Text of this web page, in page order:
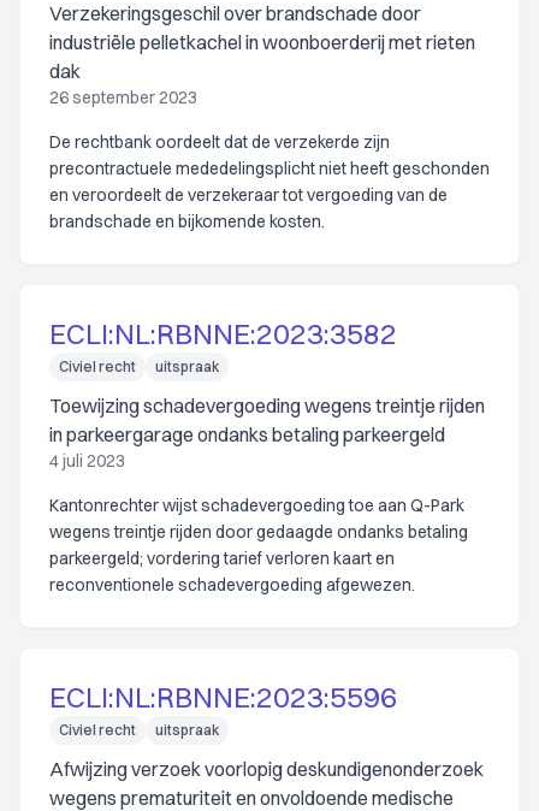
Verzekeringsgeschil over brandschade door
industriële pelletkachel in woonboerderij met rieten
dak
26 september 2023
De rechtbank oordeelt dat de verzekerde zijn
precontractuele mededelingsplicht niet heeft geschonden
en veroordeelt de verzekeraar tot vergoeding van de
brandschade en bijkomende kosten.
ECLI:NL:RBNNE:2023:3582
Civiel recht uitspraak
Toewijzing schadevergoeding wegens treintje rijden
in parkeergarage ondanks betaling parkeergeld
4 juli 2023
Kantonrechter wijst schadevergoeding toe aan Q-Park
wegens treintje rijden door gedaagde ondanks betaling
parkeergeld; vordering tarief verloren kaart en
reconventionele schadevergoeding afgewezen.
ECLI:NL:RBNNE:2023:5596
Civiel recht uitspraak
Afwijzing verzoek voorlopig deskundigenonderzoek
wegens prematuriteit en onvoldoende medische